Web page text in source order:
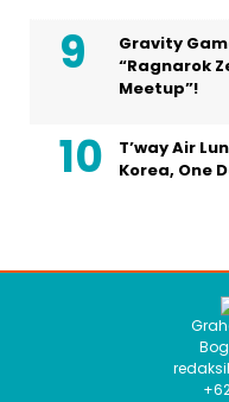
Gravity
“Ragnarok
Meetup”!
T’way Air
Korea, One